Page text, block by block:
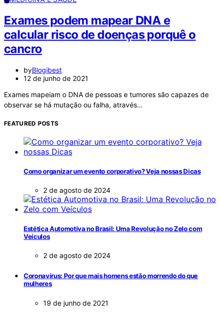
Exames podem mapear DNA e
calcular risco de doenças porquê o
cancro
byBlogibest
12 de junho de 2021
Exames mapeiam o DNA de pessoas e tumores são capazes de
observar se há mutação ou falha, através…
FEATURED POSTS
Como organizar um evento corporativo? Veja nossas Dicas
2 de agosto de 2024
Estética Automotiva no Brasil: Uma Revolução no Zelo com
Veículos
2 de agosto de 2024
Coronavírus: Por que mais homens estão morrendo do que
mulheres
19 de junho de 2021